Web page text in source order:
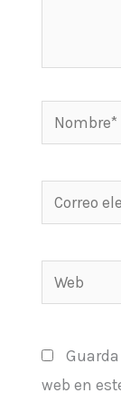
Nombre*
Correo
Web
web en